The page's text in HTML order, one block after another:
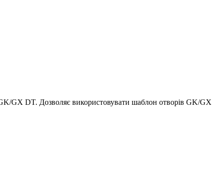
GX DT. Дозволяє використовувати шаблон отворів GK/GX